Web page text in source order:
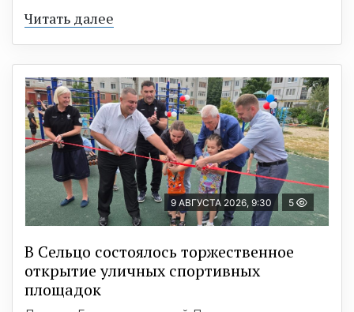
Читать далее
9 АВГУСТА 2026, 9:30 5
В Сельцо состоялось торжественное
открытие уличных спортивных
площадок